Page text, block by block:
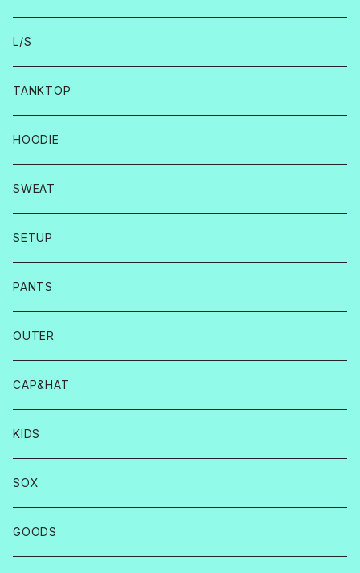
L/S
TANKTOP
HOODIE
SWEAT
SETUP
PANTS
OUTER
CAP&HAT
KIDS
SOX
GOODS